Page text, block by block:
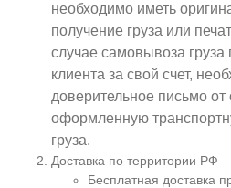
необходимо иметь
получение груза или
случае самовывоза
клиента за свой счет,
доверительное письмо от
оформленную
груза.
Доставка по территории РФ
Бесплатная доставка